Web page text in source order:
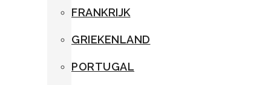
FRANKRIJK
GRIEKENLAND
PORTUGAL